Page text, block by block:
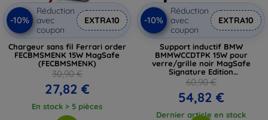
-10%
Réduction
avec
coupon
EXTRA10
Chargeur sans fil Ferrari order
FECBMSMENK 15W MagSafe
(FECBMSMENK)
30,90 €
27,82 €
En stock > 5 pièces
-10%
Réduction
avec
coupon
EXTRA10
Support inductif BMW
BMMWCCDTPK 15W pour
verre/grille noir MagSafe
Signature Edition
(BMMWCCDTPK)
60,90 €
54,82 €
Dernier article en stock